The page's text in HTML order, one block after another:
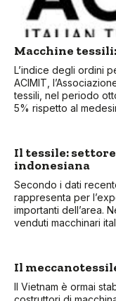
Macchine
L’indice degli ordini
ACIMIT,
tessili, nel periodo
5% rispetto al
Il tessile:
indonesiana
Secondo i dati
rappresenta per
importanti dell’area.
venduti macchinari
Il
Il Vietnam è ormai